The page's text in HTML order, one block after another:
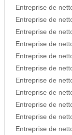
Entreprise de
Entreprise de
Entreprise de
Entreprise de
Entreprise de
Entreprise de
Entreprise de
Entreprise de
Entreprise de
Entreprise de
Entreprise de